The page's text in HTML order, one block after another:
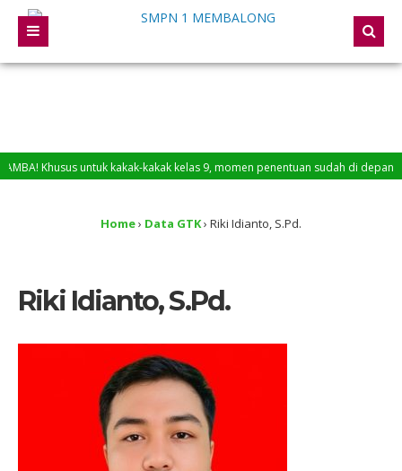
Khusus untuk kakak-kakak kelas 9, momen penentuan sudah di depan
SMP Negeri 1 Membalong
Home› Data GTK› Riki Idianto, S.Pd.
Riki Idianto, S.Pd.